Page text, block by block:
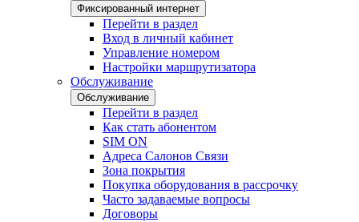
Фиксированный интернет
Перейти в раздел
Вход в личный кабинет
Управление номером
Настройки маршрутизатора
Обслуживание
Обслуживание
Перейти в раздел
Как стать абонентом
SIM ON
Адреса Салонов Связи
Зона покрытия
Покупка оборудования в рассрочку
Часто задаваемые вопросы
Договоры